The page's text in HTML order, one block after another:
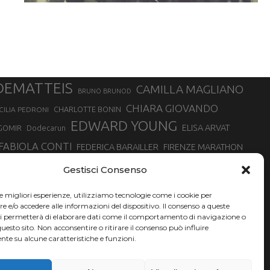
Gestisci Consenso
migliori esperienze, utilizziamo tecnologie come i cookie per
e/o accedere alle informazioni del dispositivo. Il consenso a queste
permetterà di elaborare dati come il comportamento di navigazione o
sito. Non acconsentire o ritirare il consenso può influire
su alcune caratteristiche e funzioni.
BRUNO BRUNOD CAMILLA MAGLIANO
PEDRONI CHARLOTTE BONIN CHIARA GIOVANDO
Dodecarun EDWARD YOUNG ELISA ARVAT
FABIOLA CONTI FEDERICA BARAILLER FIRENZE MARATHON
GIOVANNA EPIS GIULIANO CAVALLO
DI TORINO MARATONINA MARCELLA BELLETTI MARCO OLMO
MONVISO VERTICAL RACE NADIA BATTOCLETTI
BONALDI SILVIA RAMPAZZO